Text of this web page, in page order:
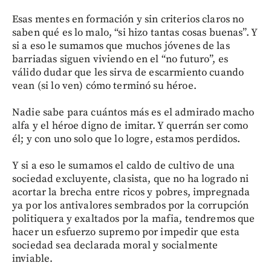
Esas mentes en formación y sin criterios claros no
saben qué es lo malo, “si hizo tantas cosas buenas”. Y
si a eso le sumamos que muchos jóvenes de las
barriadas siguen viviendo en el “no futuro”, es
válido dudar que les sirva de escarmiento cuando
vean (si lo ven) cómo terminó su héroe.
Nadie sabe para cuántos más es el admirado macho
alfa y el héroe digno de imitar. Y querrán ser como
él; y con uno solo que lo logre, estamos perdidos.
Y si a eso le sumamos el caldo de cultivo de una
sociedad excluyente, clasista, que no ha logrado ni
acortar la brecha entre ricos y pobres, impregnada
ya por los antivalores sembrados por la corrupción
politiquera y exaltados por la mafia, tendremos que
hacer un esfuerzo supremo por impedir que esta
sociedad sea declarada moral y socialmente
inviable.